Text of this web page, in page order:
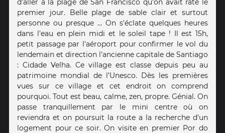
d'aller à la plage de San Francisco qu'on avait râté le
premier jour. Belle plage de sable clair et surtout
personne ou presque … On s'éclate quelques heures
dans l'eau en plein midi et le soleil tape ! Il est 15h,
petit passage par l'aéroport pour confirmer le vol du
lendemain et direction l'ancienne capitale de Santiago
: Cidade Velha. Ce village est classe depuis peu au
patrimoine mondial de l’Unesco. Dès les premières
vues sur ce village et cet endroit on comprend
pourquoi. Tout est beau, calme, zen, propre. Génial. On
passe tranquillement par le mini centre où on
reviendra et on poursuit la route a la recherche d'un
logement pour ce soir. On visite en premier Por do